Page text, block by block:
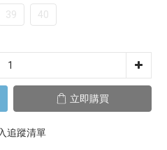
39 40
立即購買
追蹤清單